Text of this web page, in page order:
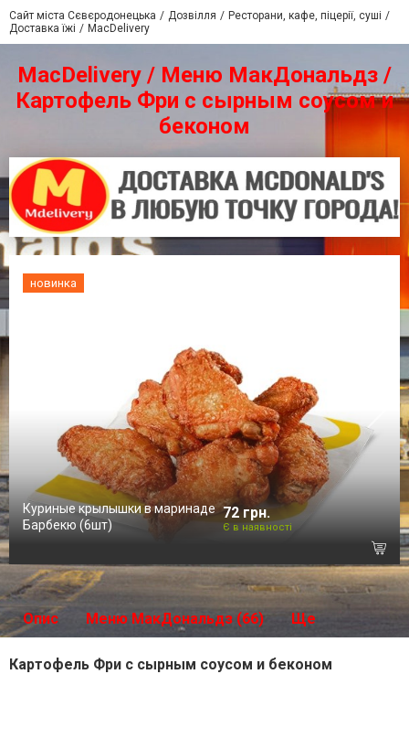
Сайт міста Сєвєродонецька Дозвілля
Ресторани, кафе, піцерії, суші
Доставка їжі
MacDelivery
MacDelivery / Меню МакДональдз /
Картофель Фри с сырным соусом и
беконом
новинка
Куриные крылышки в маринаде
Барбекю (6шт)
72 грн.
Є в наявності
Опис Меню МакДональдз (66) Ще
Картофель Фри с сырным соусом и беконом